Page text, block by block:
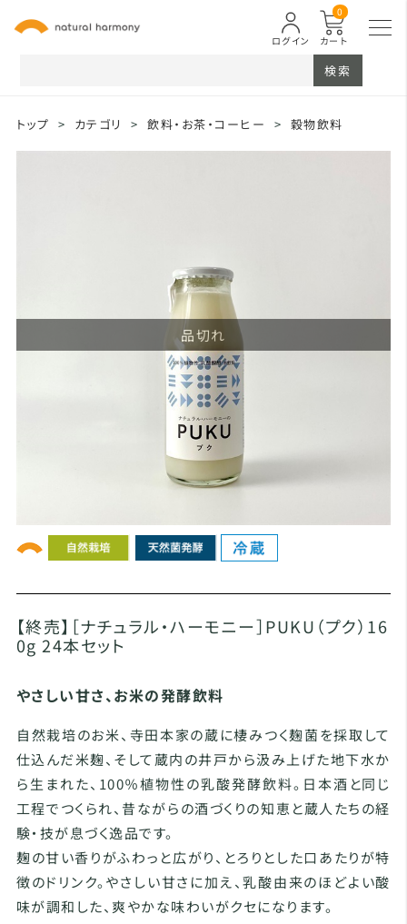
カート
0
ログイン
検索
トップ > カテゴリ > 飲料・お茶・コーヒー > 穀物飲料
品切れ
【終売】［ナチュラル・ハーモニー］PUKU（プク）16
0g 24本セット
やさしい甘さ、お米の発酵飲料
自然栽培のお米、寺田本家の蔵に棲みつく麹菌を採取して
仕込んだ米麹、そして蔵内の井戸から汲み上げた地下水か
ら生まれた、100％植物性の乳酸発酵飲料。日本酒と同じ
工程でつくられ、昔ながらの酒づくりの知恵と蔵人たちの経
験・技が息づく逸品です。
麹の甘い香りがふわっと広がり、とろりとした口あたりが特
徴のドリンク。やさしい甘さに加え、乳酸由来のほどよい酸
味が調和した、爽やかな味わいがクセになります。